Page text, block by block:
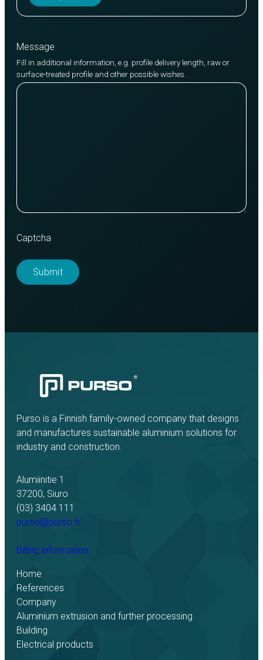
Message
Fill in additional information, e.g. profile delivery length, raw or
surface-treated profile and other possible wishes.
Captcha
Purso is a Finnish family-owned company that designs
and manufactures sustainable aluminium solutions for
industry and construction.
Alumiinitie 1
37200, Siuro
(03) 3404 111
purso@purso.fi
Billing information
Home
References
Company
Aluminium extrusion and further processing
Building
Electrical products